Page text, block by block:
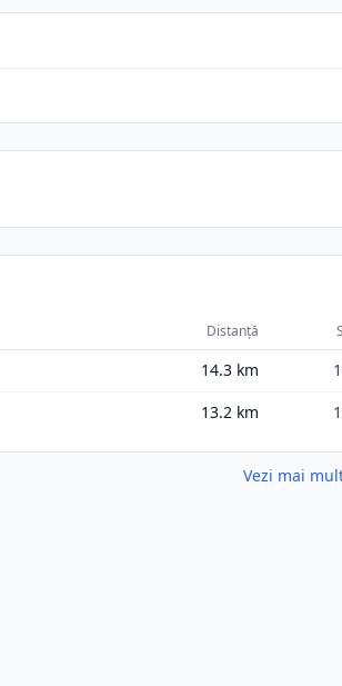
Distanță
14.3 km
13.2 km
Vezi mai